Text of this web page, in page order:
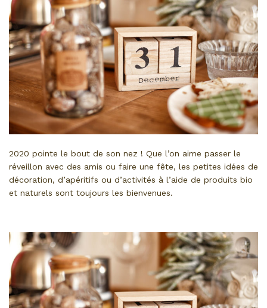
2020 pointe le bout de son nez ! Que l’on aime passer le
réveillon avec des amis ou faire une fête, les petites idées de
décoration, d’apéritifs ou d’activités à l’aide de produits bio
et naturels sont toujours les bienvenues.